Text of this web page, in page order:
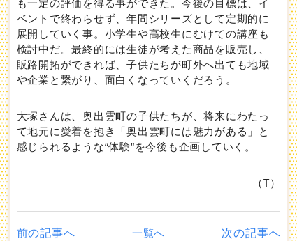
ベントで終わらせず、年間シリーズとして定期的に
展開していく事。小学生や高校生にむけての講座も
検討中だ。最終的には生徒が考えた商品を販売し、
販路開拓ができれば、子供たちが町外へ出ても地域
や企業と繋がり、面白くなっていくだろう。
大塚さんは、奥出雲町の子供たちが、将来にわたっ
て地元に愛着を抱き「奥出雲町には魅力がある」と
感じられるような“体験“を今後も企画していく。
（T）
前の記事へ 一覧へ 次の記事へ